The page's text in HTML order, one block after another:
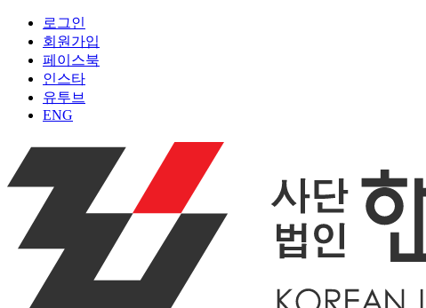
로그인
회원가입
페이스북
인스타
유투브
ENG